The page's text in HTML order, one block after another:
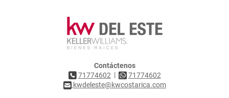
Contáctenos
71774602 |
71774602
kwdeleste@kwcostarica.com